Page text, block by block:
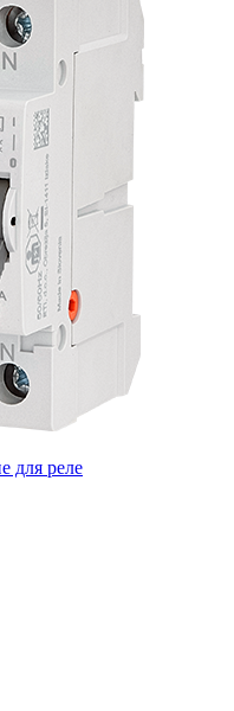
для реле